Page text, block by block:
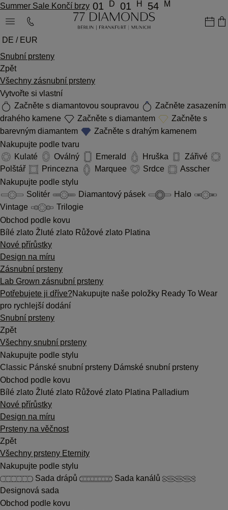
Summer Sale Končí brzy 01 D 01 H 54 M
DE / EUR
Snubní prsteny
Zpět
Všechny zásnubní prsteny
Vytvořte si vlastní
Začněte s diamantovou soupravou
Začněte zasazením
drahého kamene
Začněte s diamantem
Začněte s
barevným diamantem
Začněte s drahým kamenem
Nakupujte podle tvaru
Kulaté
Oválný Emerald Hruška
Zářivé
Polštář
Princezna Marquee Srdce
Asscher
Nakupujte podle stylu
Solitér
Diamantový pásek
Halo
Vintage
Trilogie
Obchod podle kovu
Bílé zlato Žluté zlato Růžové zlato Platina
Nové přírůstky
Design na míru
Zásnubní prsteny
Lab Grown zásnubní prsteny
Potřebujete ji dříve?Nakupujte naše položky Ready To Wear
pro rychlejší dodání
Snubní prsteny
Zpět
Všechny snubní prsteny
Nakupujte podle stylu
Classic Pánské snubní prsteny Dámské snubní prsteny
Obchod podle kovu
Bílé zlato Žluté zlato Růžové zlato Platina Palladium
Nové přírůstky
Design na míru
Prsteny na věčnost
Zpět
Všechny prsteny Eternity
Nakupujte podle stylu
Sada drápů
Sada kanálů
Designová sada
Obchod podle kovu